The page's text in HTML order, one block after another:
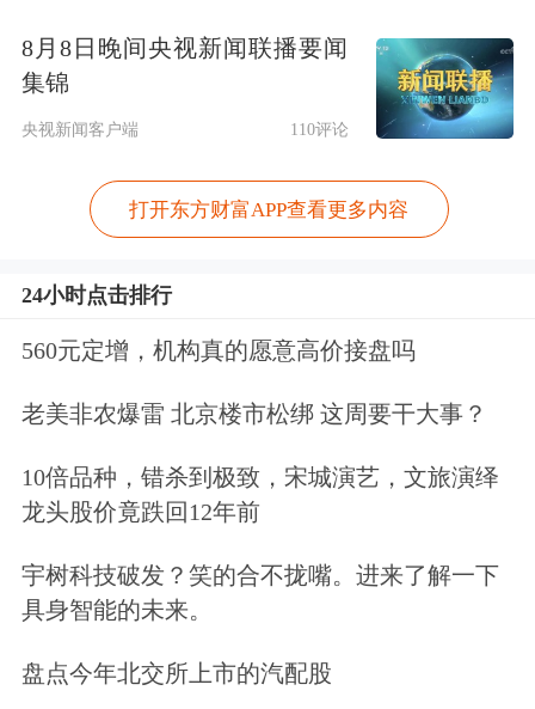
不过，证监会的表态最终能否“活跃资
本市场”，还是让市场充满困惑。一方
有能够让资本市场活跃的举措，这是市
谓“成熟一项、推出一项”，在这
里，“成熟”的标准是什么？它显然不应
该只是拍脑袋的产物。
其实，在活跃资本市场政策举措推出的
问题上，必须重视政策的有效性。比
如，在此之前，管理层出台的增加分红
频次，引导上市公司中期分红的政策，
就活跃资本市场、提振投资者信心来
8月8日晚间央视新闻联播要闻
集锦
央视新闻客户端 110评论
打开东方财富APP查看更多内容
24小时点击排行
560元定增，机构真的愿意高价接盘吗
老美非农爆雷 北京楼市松绑 这周要干大事？
10倍品种，错杀到极致，宋城演艺，文旅演绎
龙头股价竟跌回12年前
宇树科技破发？笑的合不拢嘴。进来了解一下
具身智能的未来。
盘点今年北交所上市的汽配股